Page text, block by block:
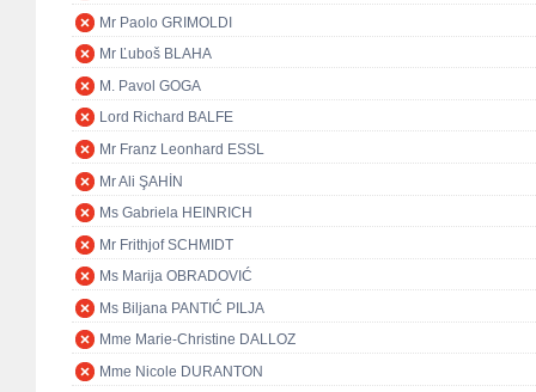
Mr Paolo GRIMOLDI
Mr Ľuboš BLAHA
M. Pavol GOGA
Lord Richard BALFE
Mr Franz Leonhard ESSL
Mr Ali ŞAHİN
Ms Gabriela HEINRICH
Mr Frithjof SCHMIDT
Ms Marija OBRADOVIĆ
Ms Biljana PANTIĆ PILJA
Mme Marie-Christine DALLOZ
Mme Nicole DURANTON